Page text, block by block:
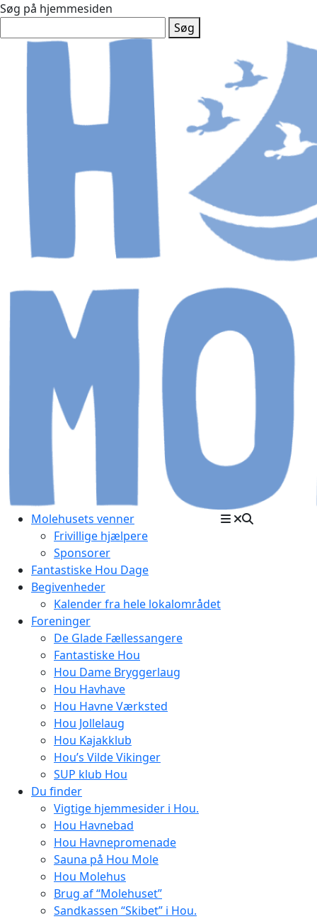
Søg på hjemmesiden
Søg
Molehusets venner
Frivillige hjælpere
Sponsorer
Fantastiske Hou Dage
Begivenheder
Kalender fra hele lokalområdet
Foreninger
De Glade Fællessangere
Fantastiske Hou
Hou Dame Bryggerlaug
Hou Havhave
Hou Havne Værksted
Hou Jollelaug
Hou Kajakklub
Hou’s Vilde Vikinger
SUP klub Hou
Du finder
Vigtige hjemmesider i Hou.
Hou Havnebad
Hou Havnepromenade
Sauna på Hou Mole
Hou Molehus
Brug af “Molehuset”
Sandkassen “Skibet” i Hou.